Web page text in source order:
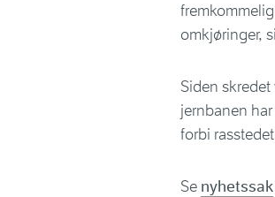
omkjøringer,
Siden
jernbanen
forbi
Se nyhetssak